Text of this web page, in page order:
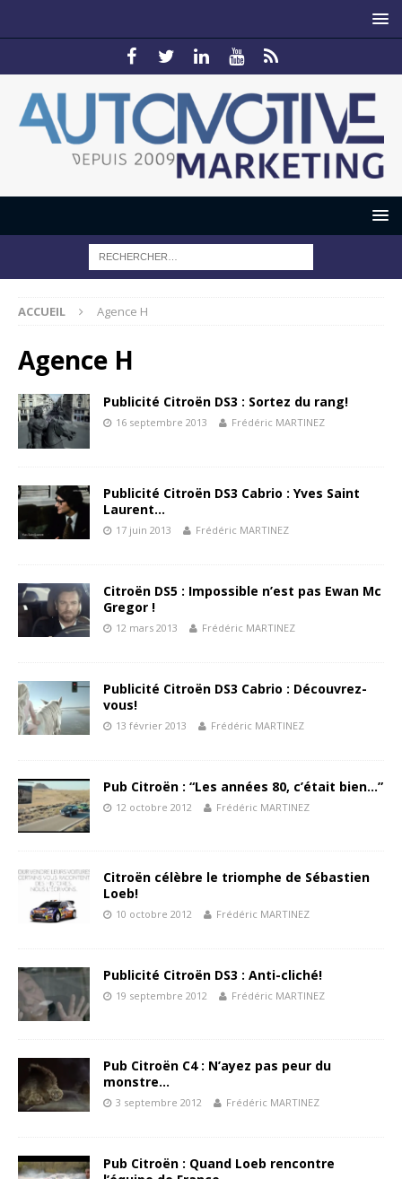
ACCUEIL Agence H
Agence H
Publicité Citroën DS3 : Sortez du rang!
16 septembre 2013 Frédéric MARTINEZ
Publicité Citroën DS3 Cabrio : Yves Saint
Laurent…
17 juin 2013 Frédéric MARTINEZ
Citroën DS5 : Impossible n’est pas Ewan Mc
Gregor !
12 mars 2013 Frédéric MARTINEZ
Publicité Citroën DS3 Cabrio : Découvrez-
vous!
13 février 2013 Frédéric MARTINEZ
Pub Citroën : “Les années 80, c’était bien…”
12 octobre 2012 Frédéric MARTINEZ
Citroën célèbre le triomphe de Sébastien
Loeb!
10 octobre 2012 Frédéric MARTINEZ
Publicité Citroën DS3 : Anti-cliché!
19 septembre 2012 Frédéric MARTINEZ
Pub Citroën C4 : N’ayez pas peur du
monstre…
3 septembre 2012 Frédéric MARTINEZ
Pub Citroën : Quand Loeb rencontre